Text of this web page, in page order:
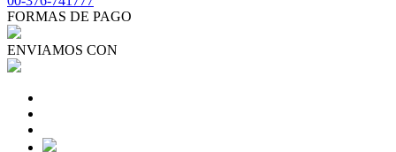
FORMAS DE PAGO
ENVIAMOS CON